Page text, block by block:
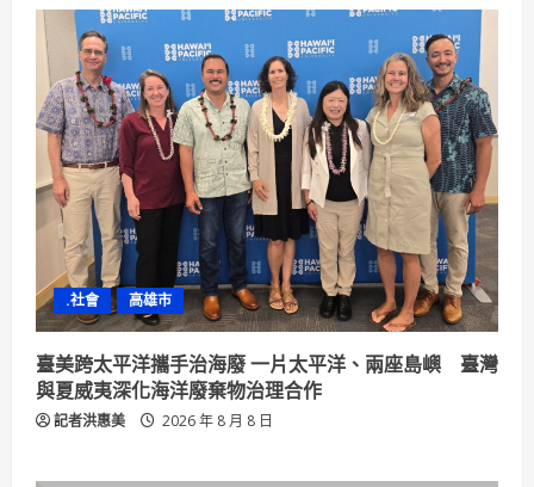
.社會 高雄市
臺美跨太平洋攜手治海廢 一片太平洋、兩座島嶼 臺灣
與夏威夷深化海洋廢棄物治理合作
記者洪惠美 2026 年 8 月 8 日